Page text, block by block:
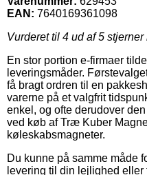
EAN: 7640169361098
Vurderet til 4 ud af 5 stjerner
En stor portion e-firmaer
leveringsmåder.
få bragt ordren til en
varerne på et valgfrit
enkel, og ofte derudover
ved køb af Træ Kuber
køleskabsmagneter.
Du kunne på samme måde
levering til din lejlighed